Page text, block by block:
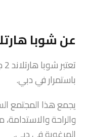
عن شوبا
باستمرار في دبي.
يجمع هذا المجتمع
والراحة